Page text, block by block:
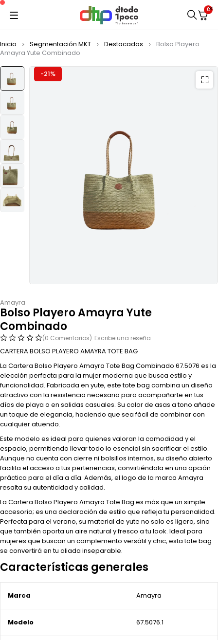
0
Inicio Segmentación MKT Destacados
Bolso Playero
Amayra Yute Combinado
-21%
Amayra
Bolso Playero Amayra Yute
Combinado
(0 Comentarios) Escribe una reseña
CARTERA BOLSO PLAYERO AMAYRA TOTE BAG
La Cartera Bolso Playero Amayra Tote Bag Combinado 67.5076 es la
elección perfecta para la mujer moderna que busca estilo y
funcionalidad. Fabricada en yute, este tote bag combina un diseño
atractivo con la resistencia necesaria para acompañarte en tus
días de playa o en salidas casuales. Su color de asas a tono añade
un toque de elegancia, haciendo que sea fácil de combinar con
cualquier atuendo.
Este modelo es ideal para quienes valoran la comodidad y el
espacio, permitiendo llevar todo lo esencial sin sacrificar el estilo.
Aunque no cuenta con cierre ni bolsillos internos, su diseño abierto
facilita el acceso a tus pertenencias, convirtiéndola en una opción
práctica para el día a día. Además, el logo de la marca Amayra
resalta su autenticidad y calidad.
La Cartera Bolso Playero Amayra Tote Bag es más que un simple
accesorio; es una declaración de estilo que refleja tu personalidad.
Perfecta para el verano, su material de yute no solo es ligero, sino
que también aporta un aire natural y fresco a tu look. Ideal para
mujeres que buscan un complemento versátil y chic, esta tote bag
se convertirá en tu aliada inseparable.
Características generales
Marca Amayra
Modelo 67.5076.1